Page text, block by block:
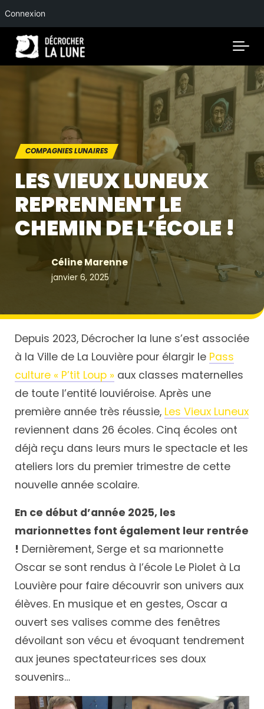
Connexion
Skip to main content
COMPAGNIES LUNAIRES
LES VIEUX LUNEUX
REPRENNENT LE
CHEMIN DE L’ÉCOLE !
janvier 6, 2025
Céline Marenne
Depuis 2023, Décrocher la lune s’est associée
à la Ville de La Louvière pour élargir le Pass
culture « P’tit Loup » aux classes maternelles
de toute l’entité louviéroise. Après une
première année très réussie, Les Vieux Luneux
reviennent dans 26 écoles. Cinq écoles ont
déjà reçu dans leurs murs le spectacle et les
ateliers lors du premier trimestre de cette
nouvelle année scolaire.
En ce début d’année 2025, les
marionnettes font également leur rentrée
! Dernièrement, Serge et sa marionnette
Oscar se sont rendus à l’école Le Piolet à La
Louvière pour faire découvrir son univers aux
élèves. En musique et en gestes, Oscar a
ouvert ses valises comme des fenêtres
dévoilant son vécu et évoquant tendrement
aux jeunes spectateur·rices ses doux
souvenirs…